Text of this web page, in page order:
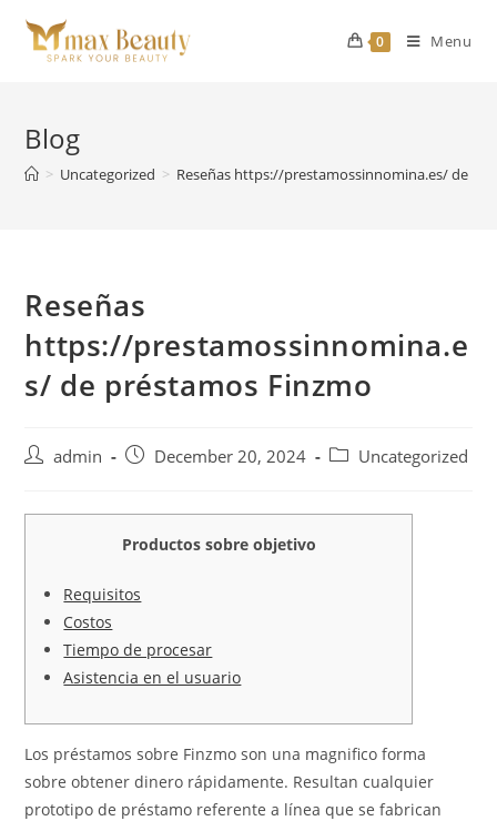
content
0 Menu
Blog
> Uncategorized > Reseñas https://prestamossinnomina.es/ de
Reseñas
https://prestamossinnomina.e
s/ de préstamos Finzmo
Postadmin
PostDecember 20, 2024
PostUncategorized
Productos sobre objetivo
Requisitos
Costos
Tiempo de procesar
Asistencia en el usuario
Los préstamos sobre Finzmo son una magnifico forma
sobre obtener dinero rápidamente. Resultan cualquier
prototipo de préstamo referente a línea que se fabrican